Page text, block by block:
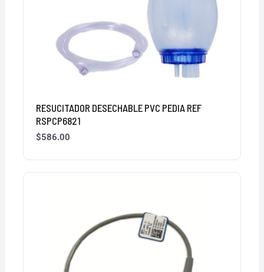
RESUCITADOR DESECHABLE PVC PEDIA REF
RSPCP6821
$586.00